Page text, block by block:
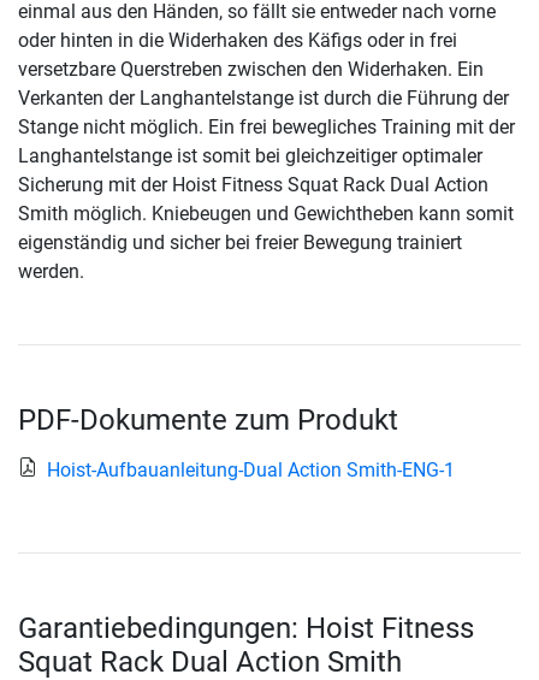
einmal aus den Händen, so fällt sie entweder nach vorne
oder hinten in die Widerhaken des Käfigs oder in frei
versetzbare Querstreben zwischen den Widerhaken. Ein
Verkanten der Langhantelstange ist durch die Führung der
Stange nicht möglich. Ein frei bewegliches Training mit der
Langhantelstange ist somit bei gleichzeitiger optimaler
Sicherung mit der Hoist Fitness Squat Rack Dual Action
Smith möglich. Kniebeugen und Gewichtheben kann somit
eigenständig und sicher bei freier Bewegung trainiert
werden.
PDF-Dokumente zum Produkt
Hoist-Aufbauanleitung-Dual Action Smith-ENG-1
Garantiebedingungen: Hoist Fitness
Squat Rack Dual Action Smith